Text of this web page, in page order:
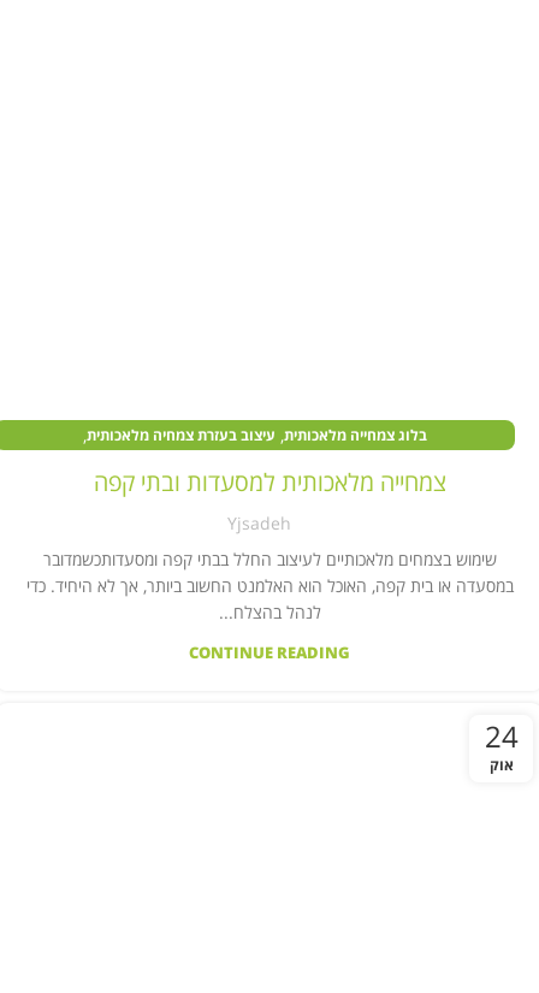
בלוג צמחייה מלאכותית, עיצוב בעזרת צמחיה מלאכותית,
צמחייה מלאכותית למסעדות ובתי קפה
Yjsadeh
שימוש בצמחים מלאכותיים לעיצוב החלל בבתי קפה ומסעדותכשמדובר
במסעדה או בית קפה, האוכל הוא האלמנט החשוב ביותר, אך לא היחיד. כדי
לנהל בהצלח...
CONTINUE READING
24
אוק